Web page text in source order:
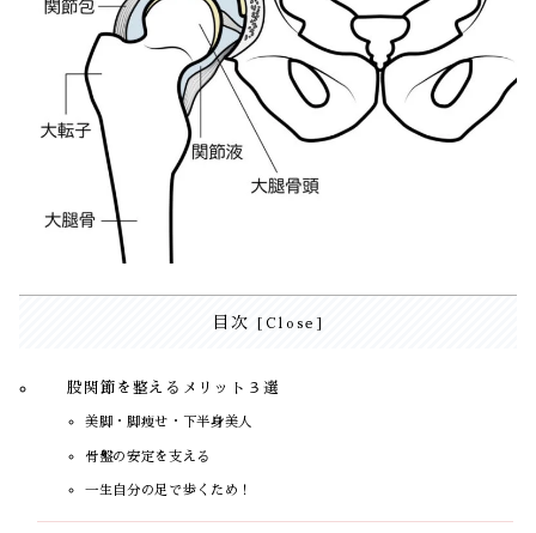
目次
股関節を整えるメリット３選
美脚・脚痩せ・下半身美人
骨盤の安定を支える
一生自分の足で歩くため！